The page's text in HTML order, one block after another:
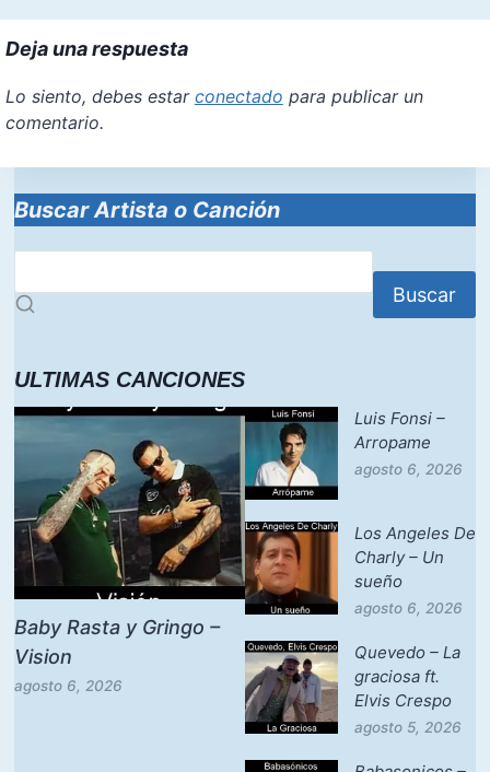
Deja una respuesta
Lo siento, debes estar conectado para publicar un
comentario.
Buscar Artista o Canción
Buscar
ULTIMAS CANCIONES
Baby Rasta y Gringo –
Vision
agosto 6, 2026
Luis Fonsi –
Arropame
agosto 6, 2026
Los Angeles De
Charly – Un
sueño
agosto 6, 2026
Quevedo – La
graciosa ft.
Elvis Crespo
agosto 5, 2026